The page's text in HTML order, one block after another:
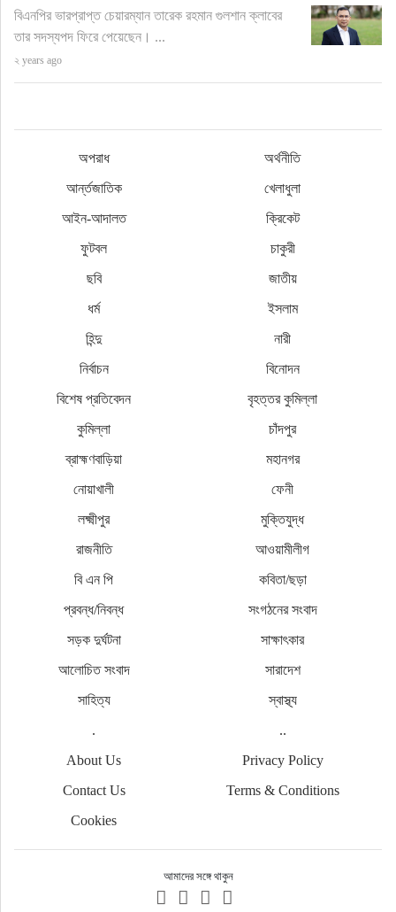
বিএনপির ভারপ্রাপ্ত চেয়ারম্যান তারেক রহমান গুলশান ক্লাবের
তার সদস্যপদ ফিরে পেয়েছেন। ...
২ years ago
অপরাধ
অর্থনীতি
আর্ন্তজাতিক
খেলাধুলা
আইন-আদালত
ক্রিকেট
ফুটবল
চাকুরী
ছবি
জাতীয়
ধর্ম
ইসলাম
হিন্দু
নারী
নির্বাচন
বিনোদন
বিশেষ প্রতিবেদন
বৃহত্তর কুমিল্লা
কুমিল্লা
চাঁদপুর
ব্রাহ্মণবাড়িয়া
মহানগর
নোয়াখালী
ফেনী
লক্ষ্মীপুর
মুক্তিযুদ্ধ
রাজনীতি
আওয়ামীলীগ
বি এন পি
কবিতা/ছড়া
প্রবন্ধ/নিবন্ধ
সংগঠনের সংবাদ
সড়ক দুর্ঘটনা
সাক্ষাৎকার
আলোচিত সংবাদ
সারাদেশ
সাহিত্য
স্বাস্থ্য
.
..
About Us
Privacy Policy
Contact Us
Terms & Conditions
Cookies
আমাদের সঙ্গে থাকুন